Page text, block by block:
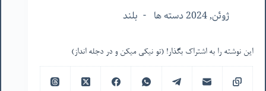
ژوئن, 2024 دسته ها بلند
این نوشته را به اشتراک بگذار! (تو نیکی میکن و در دجله انداز)